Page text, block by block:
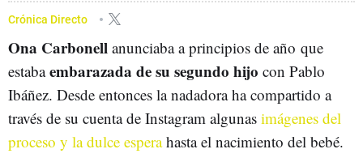
Crónica Directo
Ona Carbonell anunciaba a principios de año que
estabaembarazada de su segundo hijo con Pablo
Ibáñez. Desde entonces la nadadora ha compartido a
través de su cuenta de Instagram algunas imágenes del
proceso y la dulce esperahasta el nacimiento del bebé.